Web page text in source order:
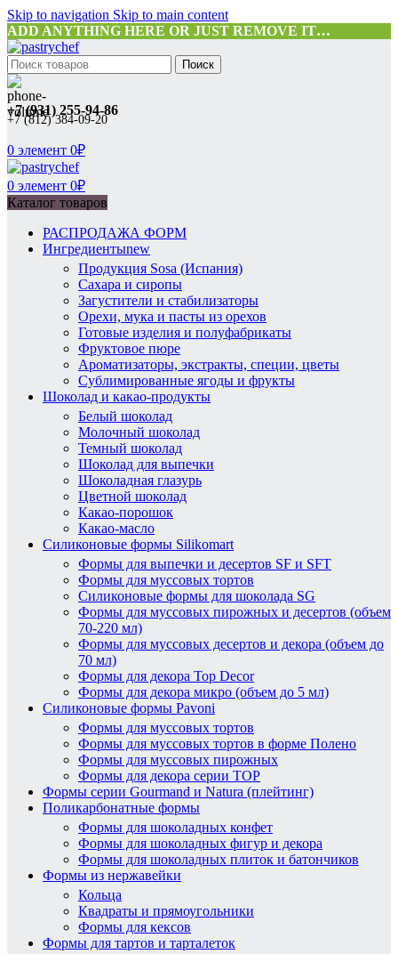
Skip to navigation Skip to main content
ADD ANYTHING HERE OR JUST REMOVE IT…
Поиск
+7 (931) 255-94-86
+7 (812) 384-09-20
0 элемент 0₽
0 элемент 0₽
Каталог товаров
РАСПРОДАЖА ФОРМ
Ингредиентыnew
Продукция Sosa (Испания)
Сахара и сиропы
Загустители и стабилизаторы
Орехи, мука и пасты из орехов
Готовые изделия и полуфабрикаты
Фруктовое пюре
Ароматизаторы, экстракты, специи, цветы
Сублимированные ягоды и фрукты
Шоколад и какао-продукты
Белый шоколад
Молочный шоколад
Темный шоколад
Шоколад для выпечки
Шоколадная глазурь
Цветной шоколад
Какао-порошок
Какао-масло
Силиконовые формы Silikomart
Формы для выпечки и десертов SF и SFT
Формы для муссовых тортов
Силиконовые формы для шоколада SG
Формы для муссовых пирожных и десертов (объем
70-220 мл)
Формы для муссовых десертов и декора (объем до
70 мл)
Формы для декора Top Decor
Формы для декора микро (объем до 5 мл)
Силиконовые формы Pavoni
Формы для муссовых тортов
Формы для муссовых тортов в форме Полено
Формы для муссовых пирожных
Формы для декора серии TOP
Формы серии Gourmand и Natura (плейтинг)
Поликарбонатные формы
Формы для шоколадных конфет
Формы для шоколадных фигур и декора
Формы для шоколадных плиток и батончиков
Формы из нержавейки
Кольца
Квадраты и прямоугольники
Формы для кексов
Формы для тартов и тарталеток